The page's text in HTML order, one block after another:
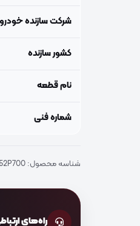
شرکت سازنده خودرو
کشور سازنده
نام قطعه
شماره فنی
شناسه محصول:
راه‌های